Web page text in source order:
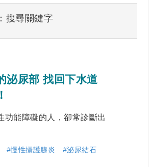
搜尋關鍵字
泌尿部 找回下水道
功能障礙的人，卻常診斷出
#慢性攝護腺炎
#泌尿結石